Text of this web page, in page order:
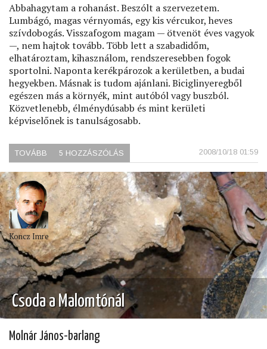
Abbahagytam a rohanást. Beszólt a szervezetem.
Lumbágó, magas vérnyomás, egy kis vércukor, heves
szívdobogás. Visszafogom magam — ötvenöt éves vagyok
—, nem hajtok tovább. Több lett a szabadidőm,
elhatároztam, kihasználom, rendszeresebben fogok
sportolni. Naponta kerékpározok a kerületben, a budai
hegyekben. Másnak is tudom ajánlani. Biciglinyeregből
egészen más a környék, mint autóból vagy buszból.
Közvetlenebb, élménydúsabb és mint kerületi
képviselőnek is tanulságosabb.
2008/10/18 01:59
TOVÁBB (BICIGLIZŐS)
5 HOZZÁSZÓLÁS
Csoda a Malomtónál
Koncz Imre
Molnár János-barlang